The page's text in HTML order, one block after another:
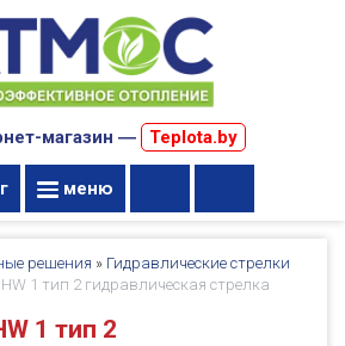
магазин ― Teplota.by
меню
решения » Гидравлические стрелки
1 тип 2 гидравлическая стрелка
1 тип 2